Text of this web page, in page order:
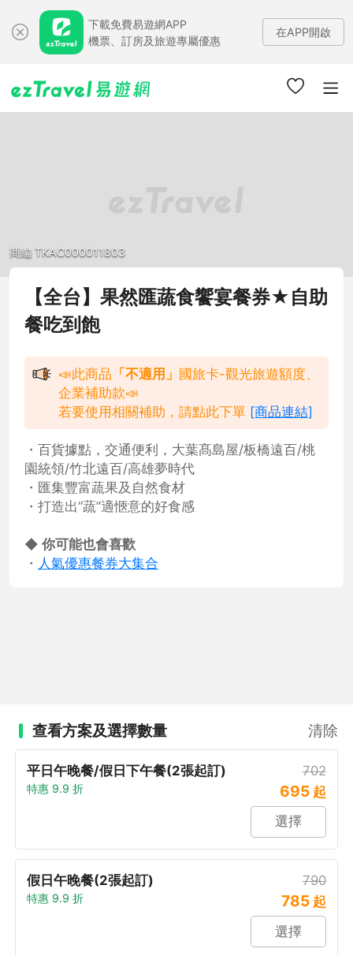
下載免費易遊網APP
機票、訂房及旅遊專屬優惠
在APP開啟
商編 TKAC000011803
【全台】果然匯蔬食饗宴餐券★自助
餐吃到飽
📣此商品 「不適用」 國旅卡-觀光旅遊額度、
企業補助款📣
若要使用相關補助，請點此下單 [商品連結]
・百貨據點，交通便利，大葉髙島屋/板橋遠百/桃
園統領/竹北遠百/高雄夢時代
・匯集豐富蔬果及自然食材
・打造出“蔬”適愜意的好食感
◆ 你可能也會喜歡
・ 人氣優惠餐券大集合
查看方案及選擇數量 清除
平日午晚餐/假日下午餐(2張起訂)
特惠 9.9 折
702
695 起
選擇
假日午晚餐(2張起訂)
特惠 9.9 折
790
785 起
選擇